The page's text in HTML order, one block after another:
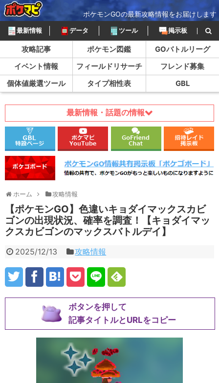
ポケモンGOの最新攻略情報をお届けします
最新情報 データ ツール 掲示板
攻略記事 ポケモン図鑑
GOバトルリーグ
イベント情報
フィールドリサーチ
フレンド募集
個体値厳選ツール
タイプ相性表 GBL
最新情報・話題の情報
ホーム 攻略情報
【ポケモンGO】色違いキョダイマックスカビ
ゴンの出現状況、確率を調査！【キョダイマッ
クスカビゴンのマックスバトルデイ】
2025/12/13 攻略情報
ボタンを押して
記事タイトルとURLをコピー